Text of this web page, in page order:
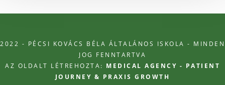
2022 - PÉCSI KOVÁCS BÉLA ÁLTALÁNOS ISKOLA - MINDEN
JOG FENNTARTVA
AZ OLDALT LÉTREHOZTA: MEDICAL AGENCY - PATIENT
JOURNEY & PRAXIS GROWTH